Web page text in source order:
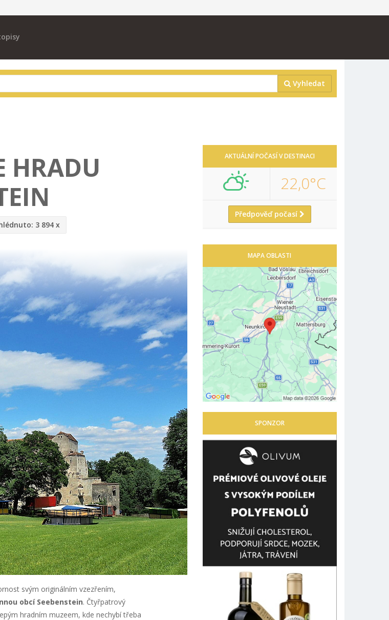
Vyhledat
HRADU
3 894 x
svým originálním vzezřením,
obcí Seebenstein. Čtyřpatrový
hradním muzeem, kde nechybí třeba
AKTUÁLNÍ POČASÍ V DESTINACI
22,0°C
Předpověď počasí
MAPA OBLASTI
SPONZOR